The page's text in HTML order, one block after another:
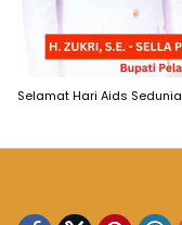
Selamat Hari Aids Sedunia